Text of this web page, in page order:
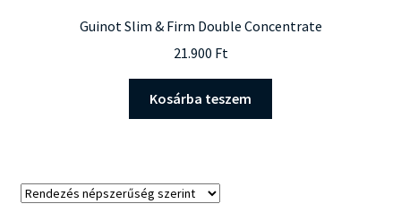
Guinot Slim & Firm Double Concentrate
21.900 Ft
Kosárba teszem